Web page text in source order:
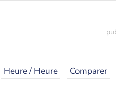
Heure / Heure Comparer